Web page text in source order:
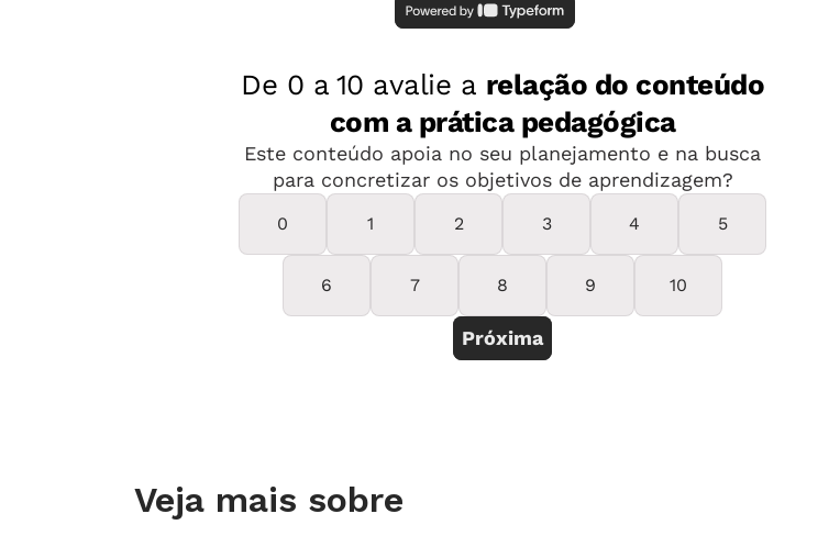
(Letras-UFRJ/ Escola Municipal de Magé) e Rafael Straforini (UNICAMP).
que as inscrições para a aula do dia 20 de setembro se encerra no dia 17 do
mesmo mês. O formulário de inscrição pode ser encontrado no site do
Universidade junto da programação do eventoaqui. Não deixe de conferir.
Veja mais vagas e oportunidades
Veja mais sobre